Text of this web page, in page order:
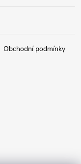
Obchodní podmínky